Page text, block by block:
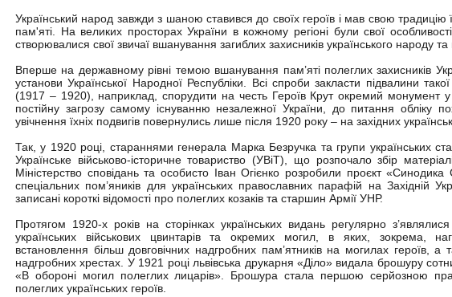
Український народ завжди з шаною ставився до своїх героїв і мав свою традицію
пам'яті. На великих просторах України в кожному регіоні були свої
створювалися свої звичаї вшанування загиблих захисників українського народу та
Вперше на державному рівні темою вшанування пам’яті полеглих захисників
установи Української Народної Республіки. Всі спроби закласти підвалини
(1917 – 1920), наприклад, спорудити на честь Героїв Крут окремий монумент у
постійну загрозу самому існуванню незалежної України, до питання обліку
увічнення їхніх подвигів повернулись лише після 1920 року – на західних
Так, у 1920 році, стараннями генерала Марка Безручка та групи українських
Українське військово-історичне товариство (УВіТ), що розпочало збір
Міністерство сповідань та особисто Іван Огієнко розробили проєкт
спеціальних пом’яників для українських православних парафій на Західній
записані короткі відомості про полеглих козаків та старшин Армії УНР.
Протягом 1920-х років на сторінках українських видань регулярно
українських військових цвинтарів та окремих могил, в яких, зокрема,
встановлення більш довговічних надгробних пам’ятників на могилах героїв,
надгробних хрестах. У 1921 році львівська друкарня «Діло» видала брошуру
«В обороні могил полеглих лицарів». Брошура стала першою серйозною
полеглих українських героїв.